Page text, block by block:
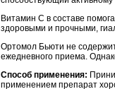
Витамин C в составе
здоровыми и прочными,
Ортомол Бьюти не
ежедневного приема.
Способ применения:
применением препарат